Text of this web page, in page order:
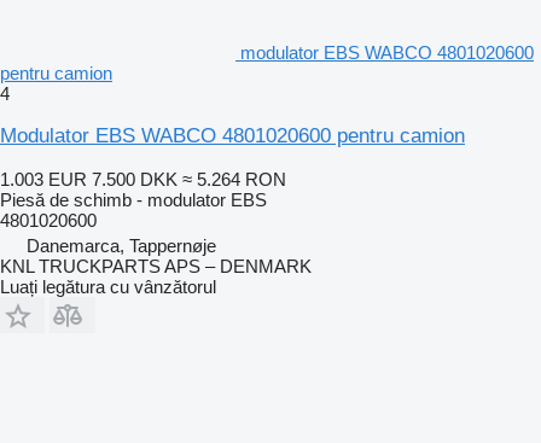
modulator EBS WABCO 4801020600
pentru camion
4
Modulator EBS WABCO 4801020600 pentru camion
1.003 EUR 7.500 DKK ≈ 5.264 RON
Piesă de schimb - modulator EBS
4801020600
Danemarca, Tappernøje
KNL TRUCKPARTS APS – DENMARK
Luați legătura cu vânzătorul